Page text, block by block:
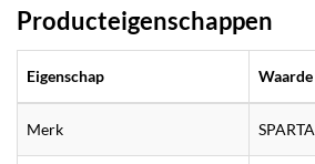
Producteigenschappen
Eigenschap Waarde
Merk SPARTA